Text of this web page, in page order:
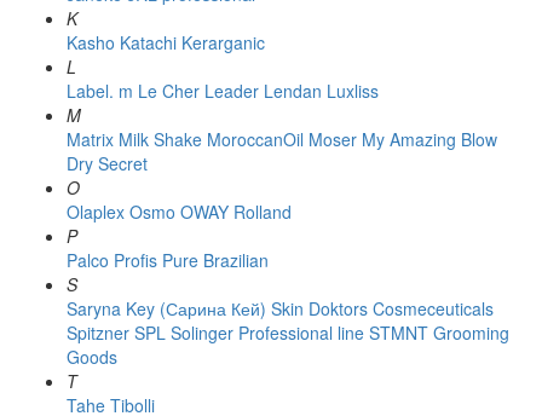
K
Kasho Katachi Kerarganic
L
Label. m Le Cher Leader Lendan Luxliss
M
Matrix Milk Shake MoroccanOil Moser My Amazing Blow
Dry Secret
O
Olaplex Osmo OWAY Rolland
P
Palco Profis Pure Brazilian
S
Saryna Key (Сарина Кей) Skin Doktors Cosmeceuticals
Spitzner SPL Solinger Professional line STMNT Grooming
Goods
T
Tahe Tibolli